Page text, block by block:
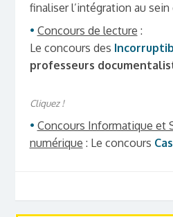
finaliser l’intégration au
• Concours de lecture :
Le concours des
professeurs
Cliquez !
• Concours Informatique et
numérique : Le concours